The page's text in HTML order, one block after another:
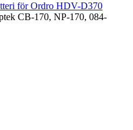
för Ordro HDV-D370
CB-170, NP-170, 084-